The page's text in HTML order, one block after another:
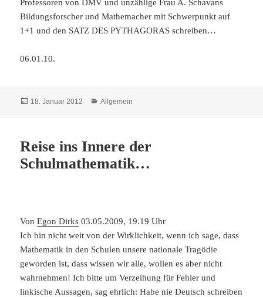
Professoren von DMV und unzählige Frau A. Schavans
Bildungsforscher und Mathemacher mit Schwerpunkt auf
1+1 und den SATZ DES PYTHAGORAS schreiben…
06.01.10.
Veröffentlicht
18. Januar 2012 Kategorien
Allgemein
Reise ins Innere der
Schulmathematik…
VonEgon Dirks 03.05.2009, 19.19 Uhr
Ich bin nicht weit von der Wirklichkeit, wenn ich sage, dass
Mathematik in den Schulen unsere nationale Tragödie
geworden ist, dass wissen wir alle, wollen es aber nicht
wahrnehmen! Ich bitte um Verzeihung für Fehler und
linkische Aussagen, sag ehrlich: Habe nie Deutsch schreiben